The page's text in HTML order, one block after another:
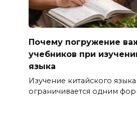
Почему погружение
учебников при
языка
Изучение китайского
ограничивается одним